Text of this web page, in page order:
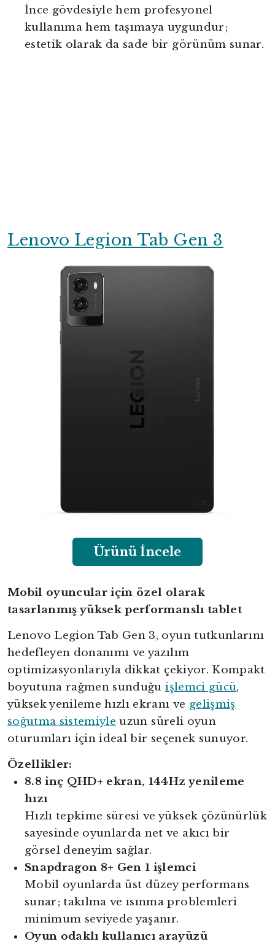
İnce gövdesiyle hem profesyonel
kullanıma hem taşımaya uygundur;
estetik olarak da sade bir görünüm sunar.
Lenovo Legion Tab Gen 3
Ürünü İncele
Mobil oyuncular için özel olarak
tasarlanmış yüksek performanslı tablet
Lenovo Legion Tab Gen 3, oyun tutkunlarını
hedefleyen donanımı ve yazılım
optimizasyonlarıyla dikkat çekiyor. Kompakt
boyutuna rağmen sunduğuişlemci gücü,
yüksek yenileme hızlı ekranı ve gelişmiş
soğutma sistemiyle uzun süreli oyun
oturumları için ideal bir seçenek sunuyor.
Özellikler:
8.8 inç QHD+ ekran, 144Hz yenileme
hızı
Hızlı tepkime süresi ve yüksek çözünürlük
sayesinde oyunlarda net ve akıcı bir
görsel deneyim sağlar.
Snapdragon 8+ Gen 1 işlemci
Mobil oyunlarda üst düzey performans
sunar; takılma ve ısınma problemleri
minimum seviyede yaşanır.
Oyun odaklı kullanıcı arayüzü